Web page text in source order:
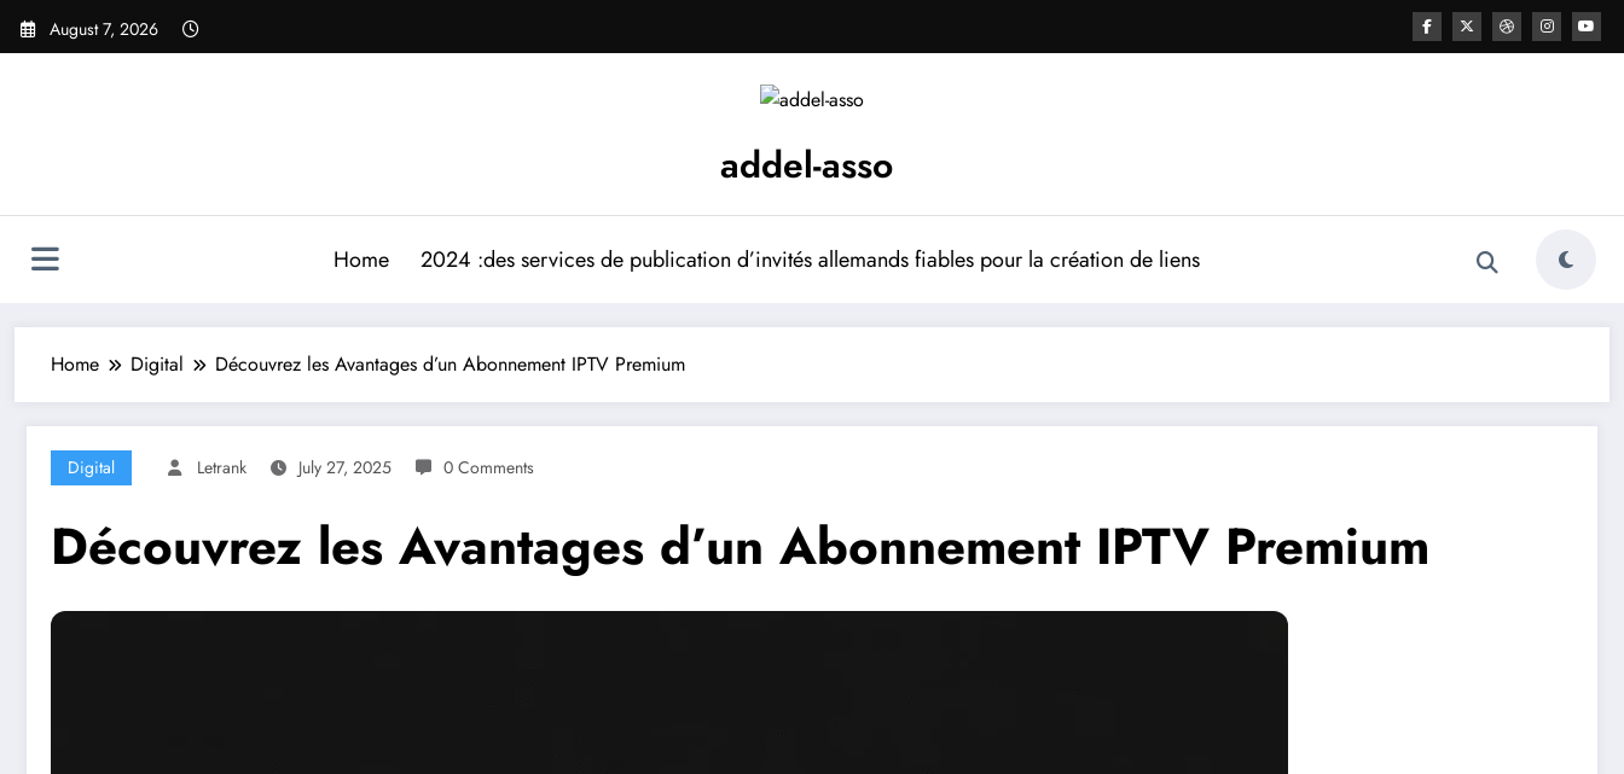
Skip
August 7, 2026
addel-asso
Home 2024 :des services de publication d’invités allemands fiables pour la création de liens
Home Digital Découvrez les Avantages d’un Abonnement IPTV Premium
Digital Letrank July 27, 2025 0 Comments
Découvrez les Avantages d’un Abonnement IPTV Premium